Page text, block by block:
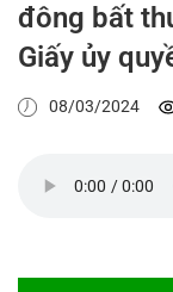
đông bất
Giấy ủy
08/03/2024